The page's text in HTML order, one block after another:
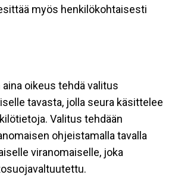
myös henkilökohtaisesti
oikeus tehdä valitus
tavasta, jolla seura käsittelee
Valitus tehdään
ohjeistamalla tavalla
viranomaiselle, joka